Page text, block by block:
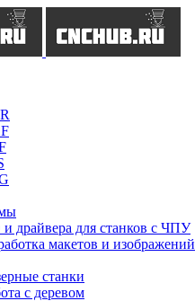
драйвера для станков с ЧПУ
макетов и изображений
станки
с деревом